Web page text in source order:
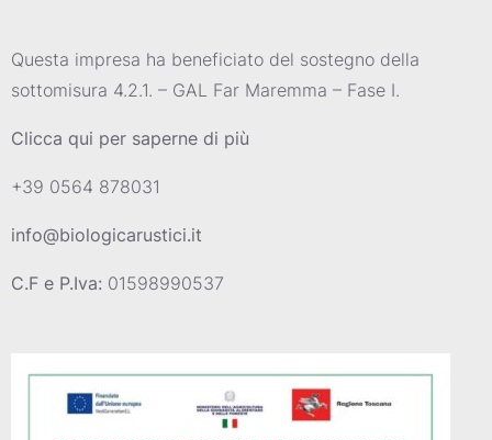
Questa impresa ha beneficiato del sostegno della
sottomisura 4.2.1. – GAL Far Maremma – Fase I.
Clicca qui per saperne di più
+39 0564 878031
info@biologicarustici.it
C.F e P.Iva: 01598990537